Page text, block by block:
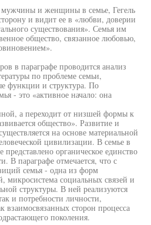
и женщины в семье, Гегель
и видит ее в «любви, доверии
существования». Семья им
общество, связанное любовью,
в параграфе проводится анализ
по проблеме семьи,
функции и структура. По
- это «активное начало: она
а переходит от низшей формы к
общество». Развитие и
на основе материальной
цивилизации. В семье в
органическое единство
В параграфе отмечается, что с
семья - одна из форм
микросистема социальных связей и
структуры. В ней реализуются
и потребности личности,
взаимосвязанных сторон процесса
поколения.